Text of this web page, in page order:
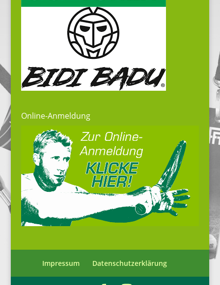
Online-Anmeldung
Impressum Datenschutzerklärung